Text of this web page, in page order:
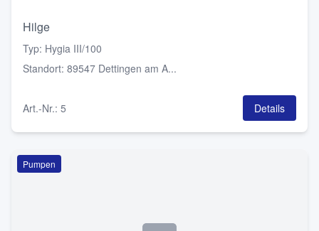
Hilge
Typ: Hygia III/100
Standort: 89547 Dettingen am A...
Art.-Nr.: 5 Details
Pumpen